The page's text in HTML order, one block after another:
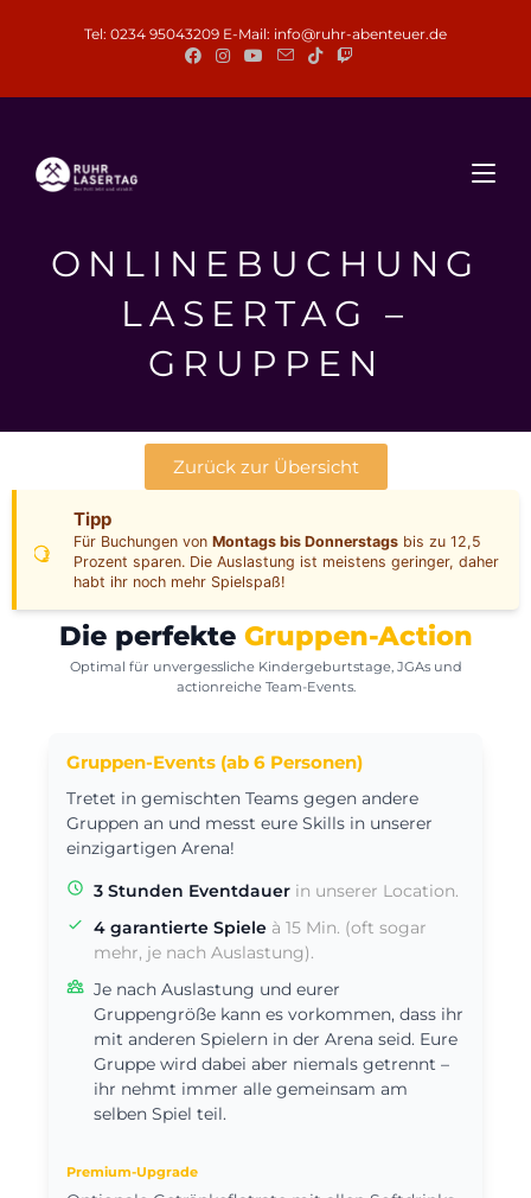
Tel: 0234 95043209 E-Mail: info@ruhr-abenteuer.de
ONLINEBUCHUNG
LASERTAG –
GRUPPEN
Zurück zur Übersicht
Tipp
Für Buchungen von Montags bis Donnerstagsbis zu 12,5
Prozent sparen. Die Auslastung ist meistens geringer, daher
habt ihr noch mehr Spielspaß!
Die perfekte Gruppen-Action
Optimal für unvergessliche Kindergeburtstage, JGAs und
actionreiche Team-Events.
Gruppen-Events (ab 6 Personen)
Tretet in gemischten Teams gegen andere
Gruppen an und messt eure Skills in unserer
einzigartigen Arena!
3 Stunden Eventdauerin unserer Location.
4 garantierte Spieleà 15 Min. (oft sogar
mehr, je nach Auslastung).
Je nach Auslastung und eurer
Gruppengröße kann es vorkommen, dass ihr
mit anderen Spielern in der Arena seid. Eure
Gruppe wird dabei aber niemals getrennt –
ihr nehmt immer alle gemeinsam am
selben Spiel teil.
Premium-Upgrade